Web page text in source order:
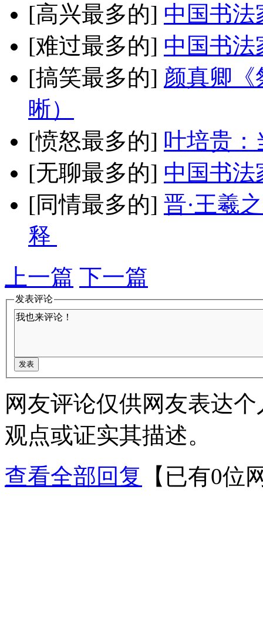
[高兴最多的] 中国书法
[难过最多的] 中国书法
[搞笑最多的] 颜真卿《
晰）
[愤怒最多的] 叶培贵：
[无聊最多的] 中国书法
[同情最多的] 晋·王羲
释
上一篇 下一篇
发表评论
网友评论仅供网友表达
观点或证实其描述。
查看全部回复
【已有0位